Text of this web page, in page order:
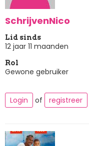
SchrijvenNico
Lid sinds
12 jaar 11 maanden
Rol
Gewone gebruiker
Login of registreer